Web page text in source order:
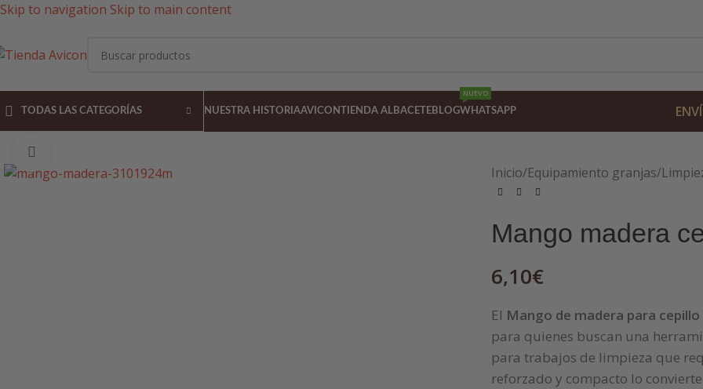
Skip to navigation Skip to main content
TODAS LAS CATEGORÍAS NUESTRA HISTORIAAVICON TIENDA ALBACETE BLOGWHATSAPP
NUEVO
Inicio/Equipamiento granjas/
Mango madera
6,10€
El Mango de madera para
para quienes buscan una
para trabajos de limpieza que
reforzado y compacto lo